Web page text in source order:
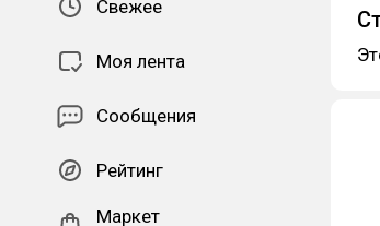
Свежее
Моя лента
Сообщения
Рейтинг
Маркет